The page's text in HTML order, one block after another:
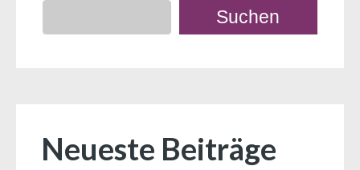
Suchen
Neueste Beiträge